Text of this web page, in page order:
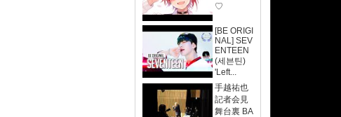
♡
[BE ORIGI
NAL] SEV
ENTEEN
(세븐틴)
'Left...
手越祐也
記者会見
舞台裏 BA